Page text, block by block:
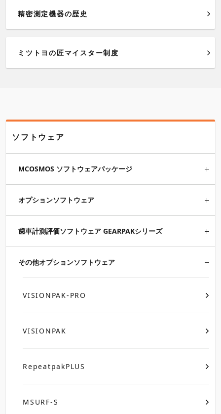
精密測定機器の歴史
ミツトヨの匠マイスター制度
ソフトウェア
MCOSMOS ソフトウェアパッケージ
オプションソフトウェア
歯車計測評価ソフトウェア GEARPAKシリーズ
その他オプションソフトウェア
VISIONPAK-PRO
VISIONPAK
RepeatpakPLUS
MSURF-S